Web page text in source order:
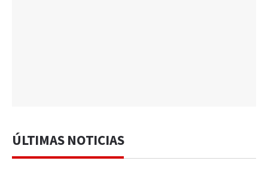
ÚLTIMAS NOTICIAS